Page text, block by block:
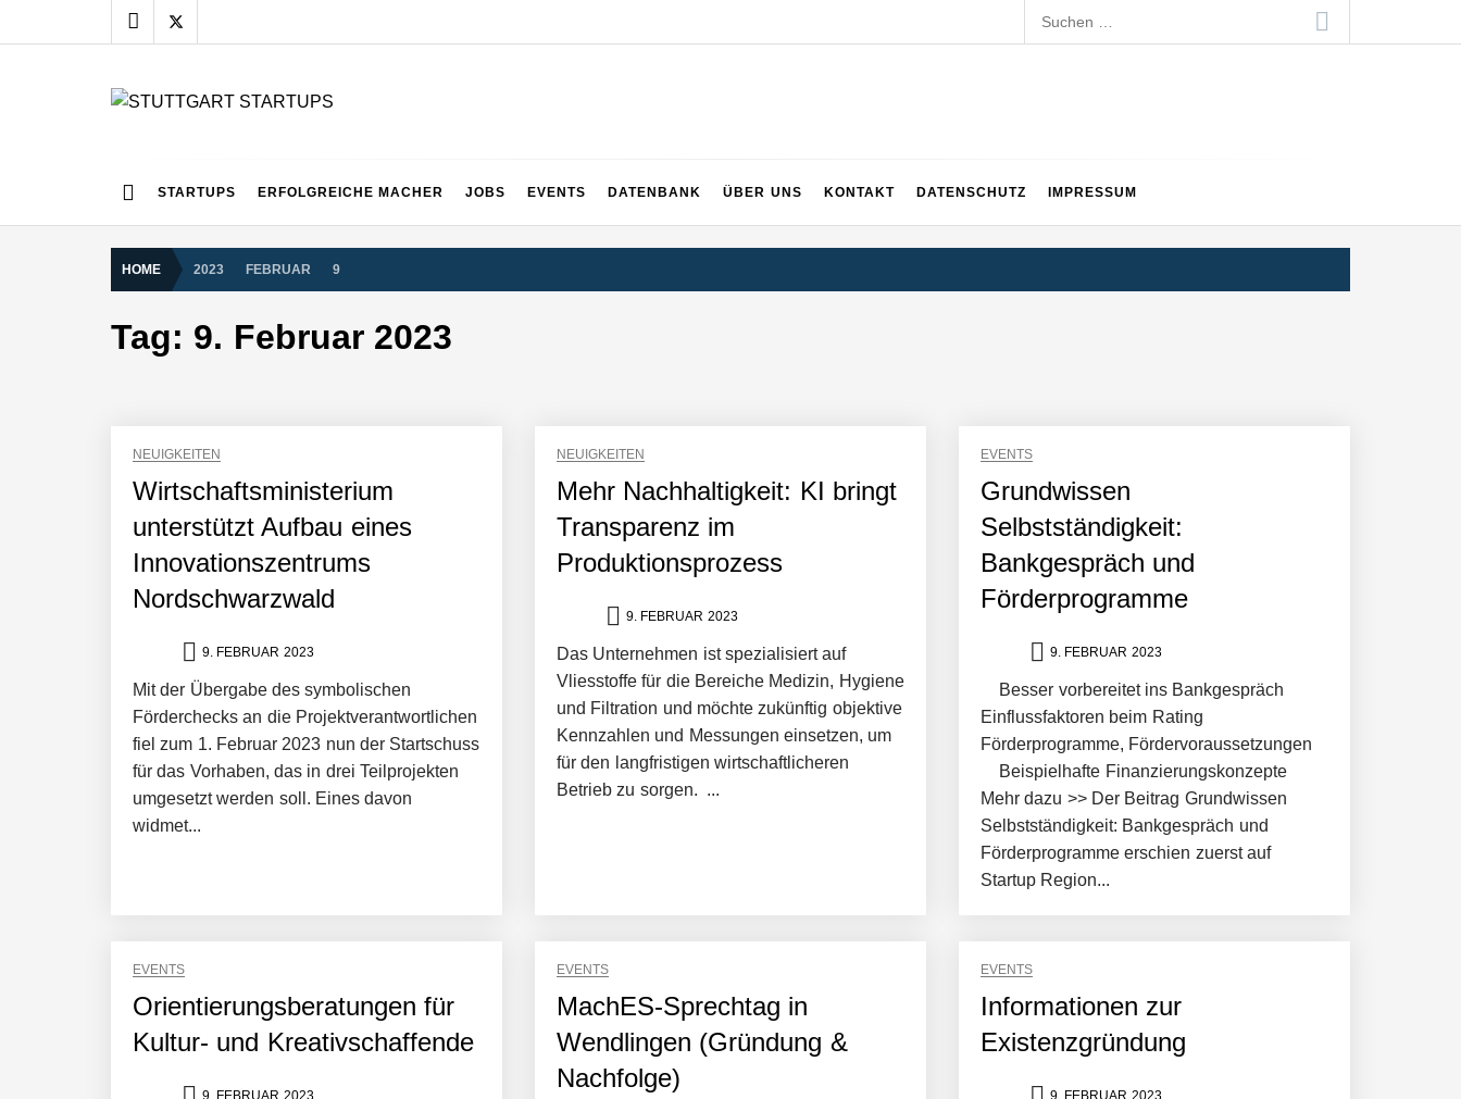
to
Suchen
nach:
STARTUPS ERFOLGREICHE MACHER JOBS EVENTS DATENBANK ÜBER UNS KONTAKT DATENSCHUTZ IMPRESSUM
HOME 2023 FEBRUAR 9
Tag: 9. Februar 2023
NEUIGKEITEN
Wirtschaftsministerium
unterstützt Aufbau eines
Innovationszentrums
Nordschwarzwald
9. FEBRUAR 2023
Mit der Übergabe des symbolischen
Förderchecks an die Projektverantwortlichen
fiel zum 1. Februar 2023 nun der Startschuss
für das Vorhaben, das in drei Teilprojekten
umgesetzt werden soll. Eines davon
widmet...
NEUIGKEITEN
Mehr Nachhaltigkeit: KI bringt
Transparenz im
Produktionsprozess
9. FEBRUAR 2023
Das Unternehmen ist spezialisiert auf
Vliesstoffe für die Bereiche Medizin, Hygiene
und Filtration und möchte zukünftig objektive
Kennzahlen und Messungen einsetzen, um
für den langfristigen wirtschaftlicheren
Betrieb zu sorgen. ...
EVENTS
Grundwissen
Selbstständigkeit:
Bankgespräch und
Förderprogramme
9. FEBRUAR 2023
Besser vorbereitet ins Bankgespräch
Einflussfaktoren beim Rating
Förderprogramme, Fördervoraussetzungen
Beispielhafte Finanzierungskonzepte
Mehr dazu >> Der Beitrag Grundwissen
Selbstständigkeit: Bankgespräch und
Förderprogramme erschien zuerst auf
Startup Region...
EVENTS
Orientierungsberatungen für
Kultur- und Kreativschaffende
9. FEBRUAR 2023
EVENTS
MachES-Sprechtag in
Wendlingen (Gründung &
Nachfolge)
EVENTS
Informationen zur
Existenzgründung
9. FEBRUAR 2023